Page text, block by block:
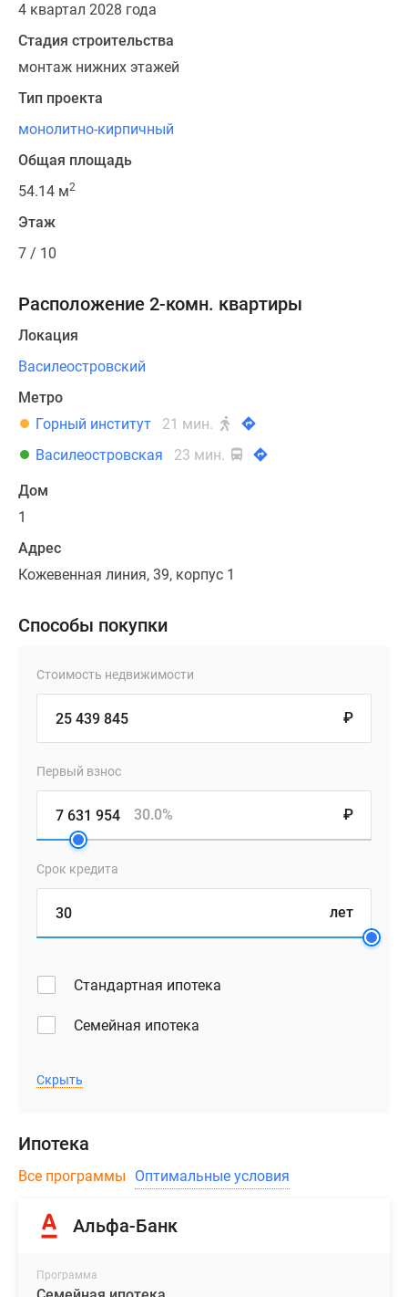
4 квартал 2028 года
Стадия строительства
монтаж нижних этажей
Тип проекта
монолитно-кирпичный
Общая площадь
54.14 м2
Этаж
7 / 10
Расположение 2-комн. квартиры
Локация
Василеостровский
Метро
Горный институт
21 мин.
Василеостровская
23 мин.
Дом
1
Адрес
Кожевенная линия, 39, корпус 1
Способы покупки
Стоимость недвижимости
₽
Первый взнос
₽
30.0%
Срок кредита
лет
Стандартная ипотека
Семейная ипотека
Скрыть
Ипотека
Все программы Оптимальные условия
Альфа-Банк
Программа